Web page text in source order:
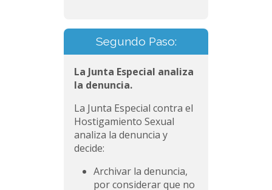
Segundo Paso:
La Junta Especial analiza
la denuncia.
La Junta Especial contra el
Hostigamiento Sexual
analiza la denuncia y
decide:
Archivar la denuncia,
por considerar que no